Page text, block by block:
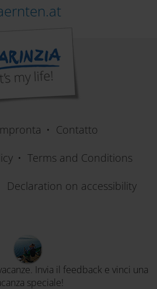
Contatto
Terms and Conditions
Declaration on accessibility
Invia il feedback e vinci una
speciale!